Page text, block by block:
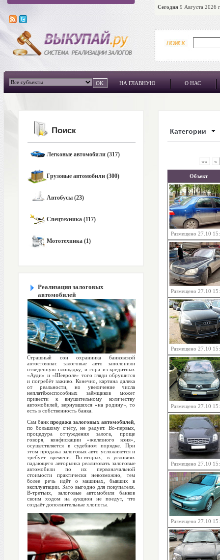
Сегодня 9 Августа 2026
НА ГЛАВНУЮ О НАС
Поиск
Легковые автомобили (317)
Грузовые автомобили (300)
Автобусы (23)
Спецтехника (117)
Мототехника (1)
Реализация залоговых
автомобилей
Страшный сон охранника банковской
автостоянки: залоговые авто заполонили
отведённую площадку, и гора из кредитных
«Ауди» и «Шевроле» того гляди обрушится
и погребёт заживо. Конечно, картина далека
от реальности, но увеличение числа
неплатёжеспособных заёмщиков может
привести к внушительному количеству
автомобилей, вернувшихся «на родину», то
есть в собственность банка.
Сам банкпродажа залоговых автомобилей
по большому счёту, не радует. Во-первых,
процедура отчуждения залога, проще
говоря, конфискации «железного коня»,
осуществляется в судебном порядке. При
этом продажа залоговых авто усложняется и
требует времени. Во-вторых, в условиях
падающего авторынка реализовать залоговые
автомобили по их первоначальной
стоимости практически невозможно, тем
более речь идёт о машинах, бывших в
эксплуатации. Зато выгодно для покупателя.
В-третьих, залоговые автомобили банков
своим ходом на аукцион не поедут, что
создаёт дополнительные хлопоты.
Категории
«« «
Объект
Размещено 27.10
Размещено 27.10
Размещено 27.10
Размещено 27.10
Размещено 27.10
Размещено 27.10